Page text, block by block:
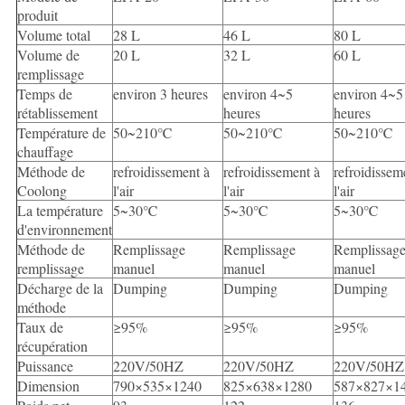
produit
Volume total 28 L 46 L
80 L
Volume de
remplissage
20 L 32 L 60 L
Temps de
rétablissement
environ 3 heures
environ 4~5
heures
environ 4~5
heures
Température de
chauffage
50~210℃ 50~210℃ 50~210℃
Méthode de
Coolong
refroidissement à
l'air
refroidissement à
l'air
l'air
La température
d'environnement
5~30℃ 5~30℃ 5~30℃
Méthode de
remplissage
Remplissage
manuel
Remplissage
manuel
Remplissage
manuel
Décharge de la
méthode
Dumping Dumping Dumping
Taux de
récupération
≥95% ≥95% ≥95%
Puissance 220V/50HZ 220V/50HZ
220V/50HZ
Dimension
790×535×1240 825×638×1280